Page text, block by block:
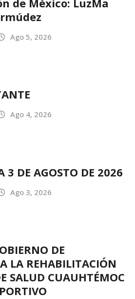
Ago 5, 2026
Ago 4, 2026
3 DE AGOSTO DE 2026
Ago 3, 2026
DE
LA REHABILITACIÓN
SALUD CUAUHTÉMOC